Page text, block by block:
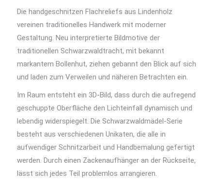
Die handgeschnitzen Flachreliefs aus Lindenholz
vereinen traditionelles Handwerk mit moderner
Gestaltung. Neu interpretierte Bildmotive der
traditionellen Schwarzwaldtracht, mit bekannt
markantem Bollenhut, ziehen gebannt den Blick auf sich
und laden zum Verweilen und näheren Betrachten ein.
Im Raum entsteht ein 3D-Bild, dass durch die aufregend
geschuppte Oberfläche den Lichteinfall dynamisch und
lebendig widerspiegelt. Die Schwarzwaldmädel-Serie
besteht aus verschiedenen Unikaten, die alle in
aufwendiger Schnitzarbeit und Handbemalung gefertigt
werden. Durch einen Zackenaufhänger an der Rückseite,
lässt sich jedes Teil problemlos arrangieren.